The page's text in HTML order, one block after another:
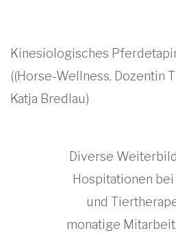
Kinesiologisches
((Horse-Wellness, Dozentin
Katja Bredlau)
Diverse
Hospitationen
und
monatige